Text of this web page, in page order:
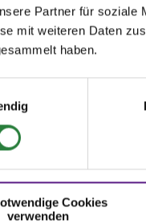
Partner für soziale
mit weiteren Daten
haben.
Cookies
verwenden
Springpferdeprüfung Kl.L